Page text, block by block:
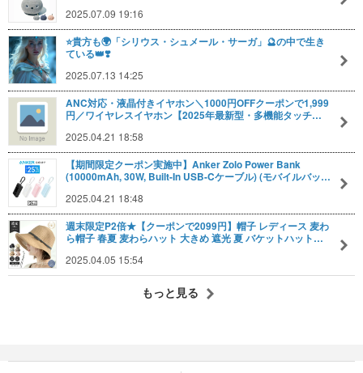
2025.07.09 19:16
⭐️貴方も🌍「シリウス・シュメール・サーガ」🔮の中で生き
ている👑❣️
2025.07.13 14:25
ANC対応・液晶付きイヤホン＼1000円OFFクーポンで1,999
円／ワイヤレスイヤホン【2025年最新型・多機能タッチ…
2025.04.21 18:58
【期間限定クーポン実施中】Anker Zolo Power Bank
(10000mAh, 30W, Built-In USB-Cケーブル) (モバイルバッ…
2025.04.21 18:48
週末限定P2倍★【クーポンで2099円】帽子 レディース 麦わ
ら帽子 春夏 麦わらハット 大きめ 遮光 夏 バケットハット…
2025.04.05 15:54
もっと見る